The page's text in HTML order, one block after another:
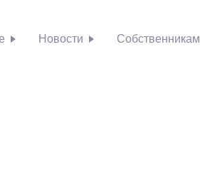
Новости Собственникам